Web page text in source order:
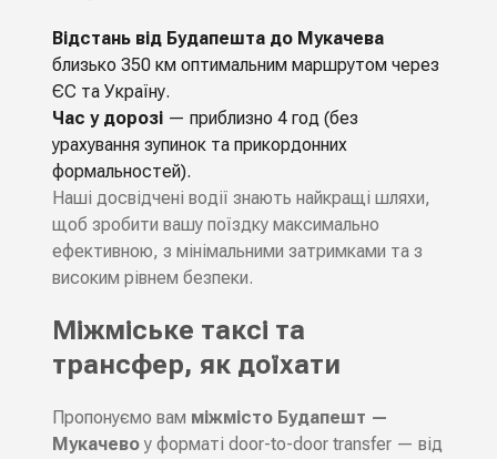
Відстань від Будапешта до Мукачева
близько 350 км оптимальним маршрутом через
ЄС та Україну.
Час у дорозі— приблизно 4 год (без
урахування зупинок та прикордонних
формальностей).
Наші досвідчені водії знають найкращі шляхи,
щоб зробити вашу поїздку максимально
ефективною, з мінімальними затримками та з
високим рівнем безпеки.
Міжміське таксі та
трансфер, як доїхати
Пропонуємо вам міжмісто Будапешт —
Мукачевоу форматі door-to-door transfer— від